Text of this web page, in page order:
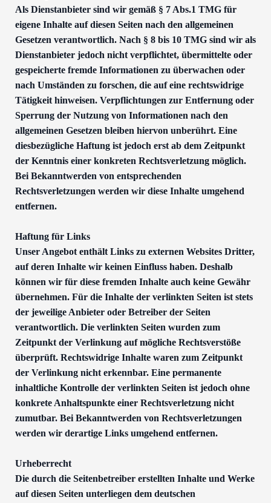
Als Dienstanbieter sind wir gemäß § 7 Abs.1 TMG für
eigene Inhalte auf diesen Seiten nach den allgemeinen
Gesetzen verantwortlich. Nach § 8 bis 10 TMG sind wir als
Dienstanbieter jedoch nicht verpflichtet, übermittelte oder
gespeicherte fremde Informationen zu überwachen oder
nach Umständen zu forschen, die auf eine rechtswidrige
Tätigkeit hinweisen. Verpflichtungen zur Entfernung oder
Sperrung der Nutzung von Informationen nach den
allgemeinen Gesetzen bleiben hiervon unberührt. Eine
diesbezügliche Haftung ist jedoch erst ab dem Zeitpunkt
der Kenntnis einer konkreten Rechtsverletzung möglich.
Bei Bekanntwerden von entsprechenden
Rechtsverletzungen werden wir diese Inhalte umgehend
entfernen.
Haftung für Links
Unser Angebot enthält Links zu externen Websites Dritter,
auf deren Inhalte wir keinen Einfluss haben. Deshalb
können wir für diese fremden Inhalte auch keine Gewähr
übernehmen. Für die Inhalte der verlinkten Seiten ist stets
der jeweilige Anbieter oder Betreiber der Seiten
verantwortlich. Die verlinkten Seiten wurden zum
Zeitpunkt der Verlinkung auf mögliche Rechtsverstöße
überprüft. Rechtswidrige Inhalte waren zum Zeitpunkt
der Verlinkung nicht erkennbar. Eine permanente
inhaltliche Kontrolle der verlinkten Seiten ist jedoch ohne
konkrete Anhaltspunkte einer Rechtsverletzung nicht
zumutbar. Bei Bekanntwerden von Rechtsverletzungen
werden wir derartige Links umgehend entfernen.
Urheberrecht
Die durch die Seitenbetreiber erstellten Inhalte und Werke
auf diesen Seiten unterliegen dem deutschen